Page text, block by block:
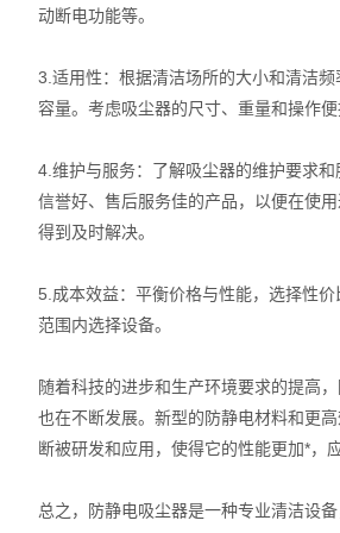
日本HIOS
动断电功能等。
3.适用性：根据清洁场所的大小和清洁
容量。考虑吸尘器的尺寸、重量和操作便
4.维护与服务：了解吸尘器的维护要求
信誉好、售后服务佳的产品，以便在使
得到及时解决。
5.成本效益：平衡价格与性能，选择性
范围内选择设备。
随着科技的进步和生产环境要求的提高
也在不断发展。新型的防静电材料和更
断被研发和应用，使得它的性能更加*，
总之，防静电吸尘器是一种专业清洁设